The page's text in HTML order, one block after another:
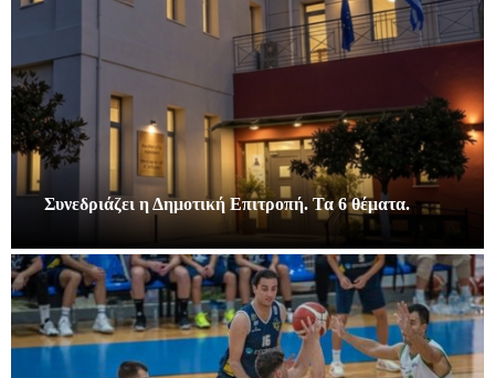
Συνεδριάζει η Δημοτική Επιτροπή. Τα 6 θέματα.